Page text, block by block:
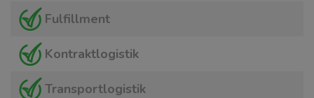
Fulfillment
Kontraktlogistik
Transportlogistik